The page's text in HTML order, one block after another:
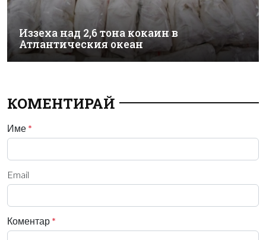
Иззеха над 2,6 тона кокаин в
Атлантическия океан
КОМЕНТИРАЙ
Име *
Email
Коментар *